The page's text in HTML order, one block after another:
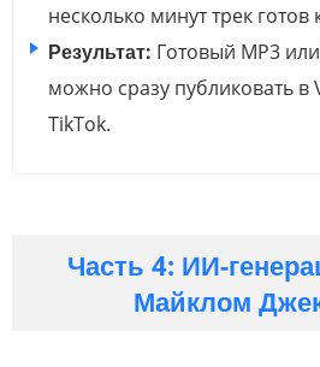
несколько минут трек
Результат: Готовый MP3
можно сразу публиковать в
TikTok.
Часть 4: ИИ-
Майклом